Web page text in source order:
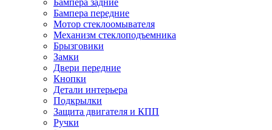
Бампера задние
Бампера передние
Мотор стеклоомывателя
Механизм стеклоподъемника
Брызговики
Замки
Двери передние
Кнопки
Детали интерьера
Подкрылки
Защита двигателя и КПП
Ручки